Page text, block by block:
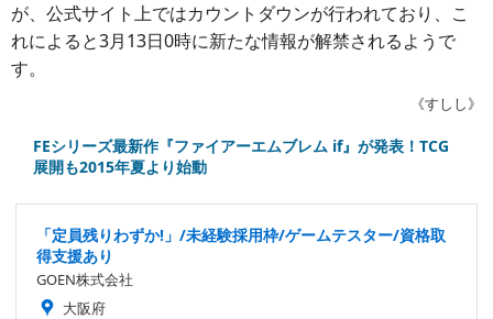
が、公式サイト上ではカウントダウンが行われており、こ
れによると3月13日0時に新たな情報が解禁されるようで
す。
《すしし》
FEシリーズ最新作『ファイアーエムブレム if』が発表！TCG
展開も2015年夏より始動
「定員残りわずか!」/未経験採用枠/ゲームテスター/資格取
得支援あり
GOEN株式会社
大阪府